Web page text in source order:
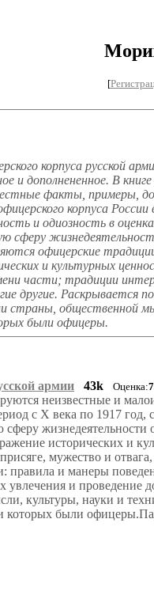
[
корпуса русской
и дополнененное. В
факты, примеры,
корпуса России
и одиозность в
сферу
офицерские
и культурных
части; традиции
Раскрывается
страны, общественной
были офицеры.
армии 43k Оценка:
неизвестные и
с X века по 1917 год,
исторических и
мужество и
правила и манеры
и проведение
культуры, науки и
были